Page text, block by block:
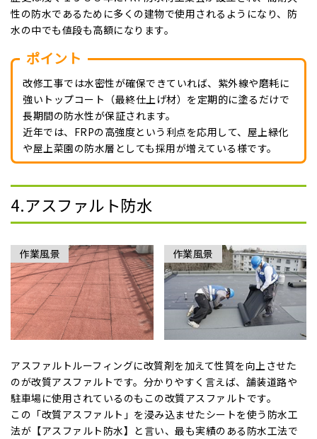
性の防水であるために多くの建物で使用されるようになり、防
水の中でも値段も高額になります。
ポイント
改修工事では水密性が確保できていれば、紫外線や磨耗に
強いトップコート（最終仕上げ材）を定期的に塗るだけで
長期間の防水性が保証されます。
近年では、FRPの高強度という利点を応用して、屋上緑化
や屋上菜園の防水層としても採用が増えている様です。
4.アスファルト防水
作業風景 作業風景
アスファルトルーフィングに改質剤を加えて性質を向上させた
のが改質アスファルトです。分かりやすく言えば、舗装道路や
駐車場に使用されているのもこの改質アスファルトです。
この「改質アスファルト」を浸み込ませたシートを使う防水工
法が【アスファルト防水】と言い、最も実績のある防水工法で